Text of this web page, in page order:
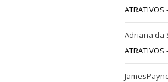
ATRATIVOS
Adriana da
ATRATIVOS
JamesPaync